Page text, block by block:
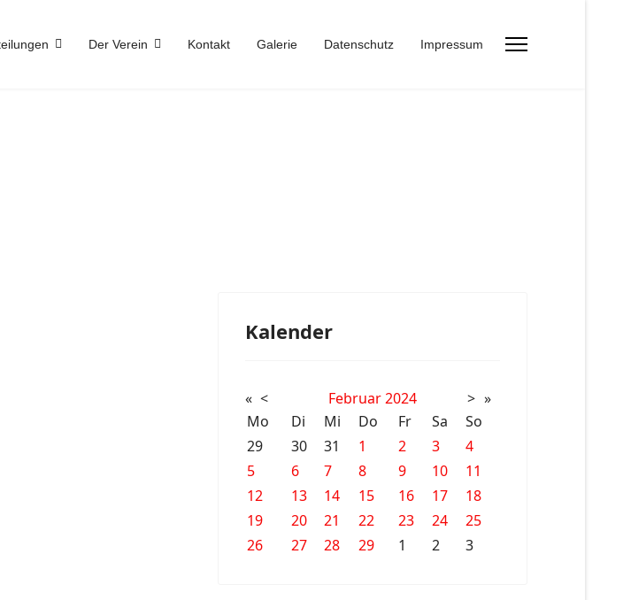
Der Verein Kontakt Galerie Datenschutz Impressum
Kalender
« < Februar 2024 > »
Mo
Di Mi Do Fr Sa
So
29
30 31 1 2 3
4
5
6 7 8 9 10
11
12
13 14 15 16 17
18
19
20 21 22 23 24
25
26
27 28 29 1 2 3